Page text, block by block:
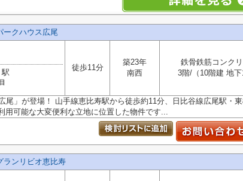
ークハウス広尾
駅
徒歩11分
築23年
南西
鉄骨鉄筋コンク
3階/（10階建 地下
尾」が登場！ 山手線恵比寿駅から徒歩約11分、日比谷線広尾駅・
用可能な大変便利な立地に位置した物件です...
ランリビオ恵比寿